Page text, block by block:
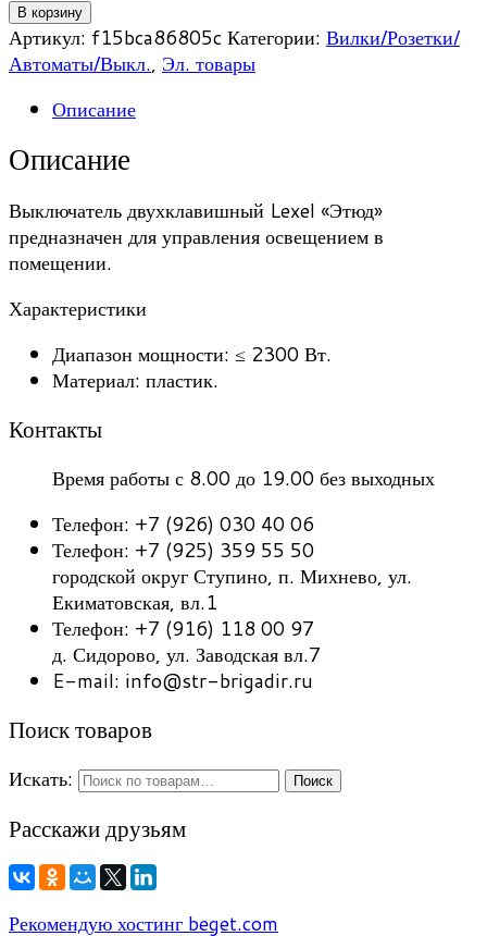
В корзину
Артикул: f15bca86805cКатегории: Вилки/Розетки/
Автоматы/Выкл., Эл. товары
Описание
Описание
Выключатель двухклавишный Lexel «Этюд»
предназначен для управления освещением в
помещении.
Характеристики
Диапазон мощности: ≤ 2300 Вт.
Материал: пластик.
Контакты
Время работы с 8.00 до 19.00 без выходных
Телефон: +7 (926) 030 40 06
Телефон: +7 (925) 359 55 50
городской округ Ступино, п. Михнево, ул.
Екиматовская, вл.1
Телефон: +7 (916) 118 00 97
д. Сидорово, ул. Заводская вл.7
E-mail: info@str-brigadir.ru
Поиск товаров
Искать:
Поиск
Расскажи друзьям
Рекомендую хостинг beget.com